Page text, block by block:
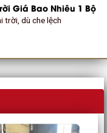
Giá Bao Nhiêu 1 Bộ
trời, dù che lệch